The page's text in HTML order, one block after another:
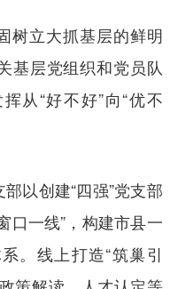
树立大抓基层的鲜明
基层党组织和党员队
从“好不好”向“优不
以创建“四强”党支部
口一线”，构建市县一
。线上打造“筑巢引